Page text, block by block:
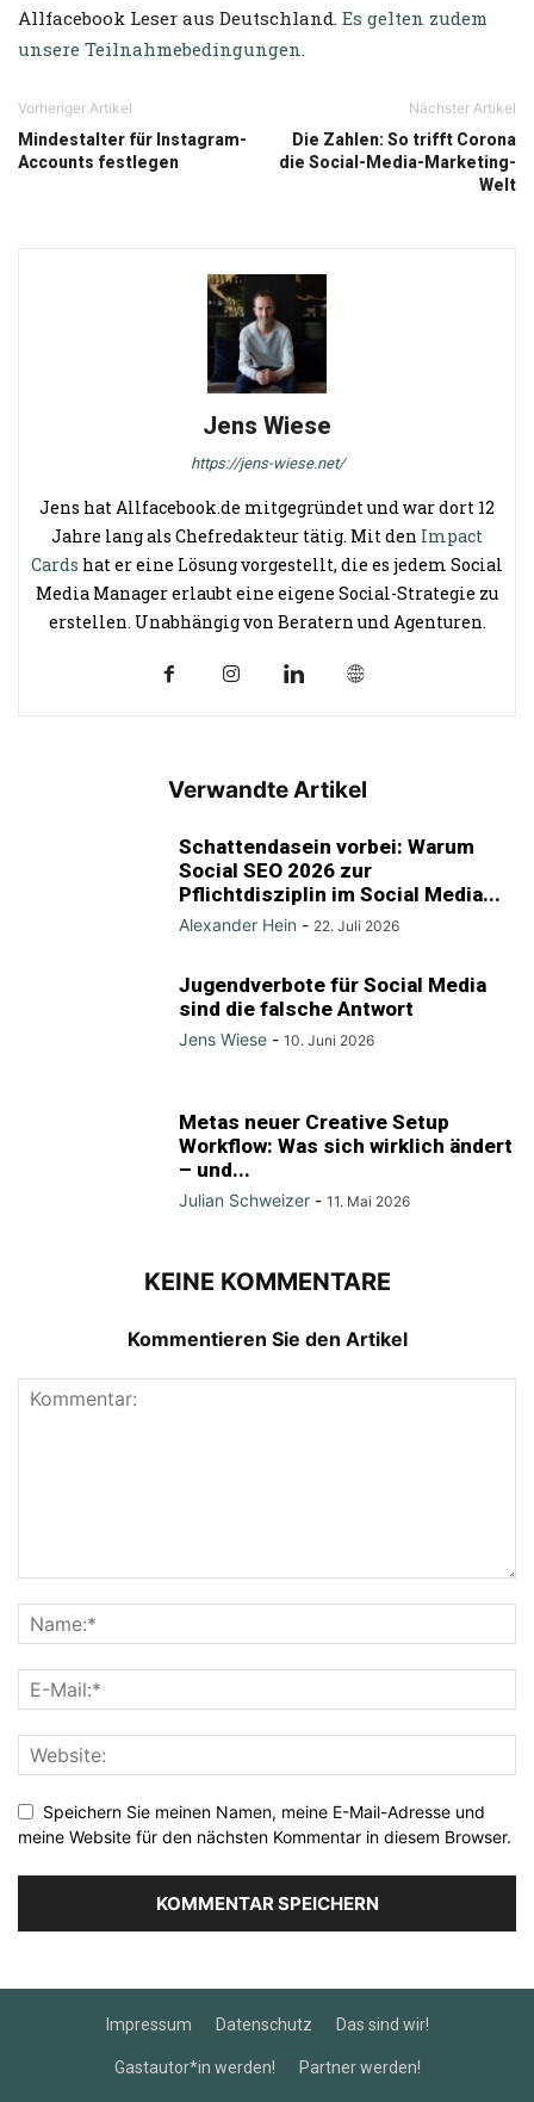
Allfacebook Leser aus Deutschland. Es gelten zudem
unsere Teilnahmebedingungen.
Vorheriger Artikel
Mindestalter für Instagram-
Accounts festlegen
Nächster Artikel
Die Zahlen: So trifft Corona
die Social-Media-Marketing-
Welt
Jens Wiese
https://jens-wiese.net/
Jens hat Allfacebook.de mitgegründet und war dort 12
Jahre lang als Chefredakteur tätig. Mit den Impact
Cards hat er eine Lösung vorgestellt, die es jedem Social
Media Manager erlaubt eine eigene Social-Strategie zu
erstellen. Unabhängig von Beratern und Agenturen.
Verwandte Artikel
Schattendasein vorbei: Warum
Social SEO 2026 zur
Pflichtdisziplin im Social Media...
Alexander Hein - 22. Juli 2026
Jugendverbote für Social Media
sind die falsche Antwort
Jens Wiese - 10. Juni 2026
Metas neuer Creative Setup
Workflow: Was sich wirklich ändert
– und...
Julian Schweizer - 11. Mai 2026
KEINE KOMMENTARE
Kommentieren Sie den Artikel
Speichern Sie meinen Namen, meine E-Mail-Adresse und
meine Website für den nächsten Kommentar in diesem Browser.
Impressum Datenschutz Das sind wir!
Gastautor*in werden! Partner werden!